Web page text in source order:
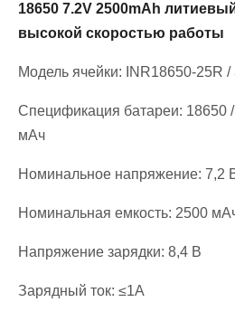
18650 7.2V 2500mAh
высокой скоростью работы
Модель ячейки: INR18650-25R
Спецификация батареи: 18650
мАч
Номинальное напряжение: 7,2
Номинальная емкость: 2500
Напряжение зарядки: 8,4 В
Зарядный ток: ≤1А